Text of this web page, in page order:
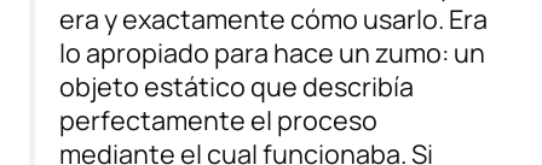
era y exactamente cómo usarlo. Era
lo apropiado para hace un zumo: un
objeto estático que describía
perfectamente el proceso
mediante el cual funcionaba. Si